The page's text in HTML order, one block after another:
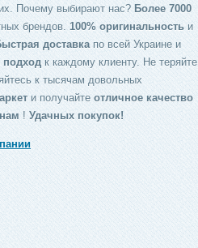
Почему выбирают нас? Более 7000
брендов. 100% оригинальность и
доставка по всей Украине и
к каждому клиенту. Не теряйте
к тысячам довольных
и получайте отличное качество
! Удачных покупок!